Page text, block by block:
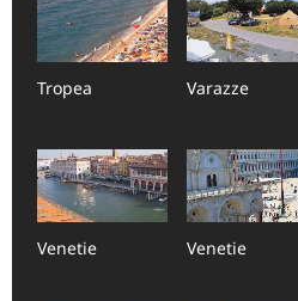
Tropea Varazze
Venetie Venetie